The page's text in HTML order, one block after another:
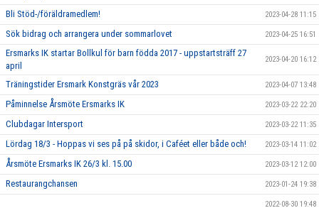
Bli Stöd-/föräldramedlem! 2023-04-28 11:15
Sök bidrag och arrangera under sommarlovet 2023-04-25 16:51
Ersmarks IK startar Bollkul för barn födda 2017 - uppstartsträff 27
april
2023-04-20 16:12
Träningstider Ersmark Konstgräs vår 2023 2023-04-07 13:48
Påminnelse Årsmöte Ersmarks IK 2023-03-22 22:20
Clubdagar Intersport 2023-03-22 11:35
Lördag 18/3 - Hoppas vi ses på på skidor, i Caféet eller både och! 2023-03-14 11:02
Årsmöte Ersmarks IK 26/3 kl. 15.00 2023-03-12 12:00
Restaurangchansen 2023-01-24 19:38
2022-08-30 19:48